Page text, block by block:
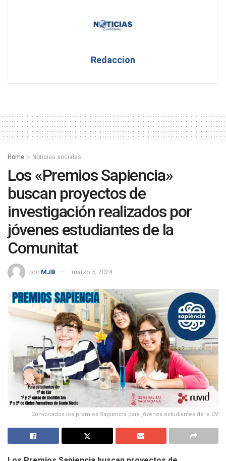
Redaccion
Home Noticias sociales
Los «Premios Sapiencia»
buscan proyectos de
investigación realizados por
jóvenes estudiantes de la
Comunitat
por MJB marzo 5, 2024
Convocados los premios Sapiencia para jóvenes estudiantes de la CV